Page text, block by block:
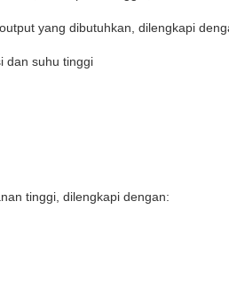
yang dibutuhkan, dilengkapi
dan suhu tinggi
tinggi, dilengkapi dengan: